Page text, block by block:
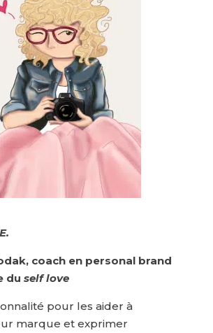
coach en personal brand
du self love
pour les aider à
marque et exprimer